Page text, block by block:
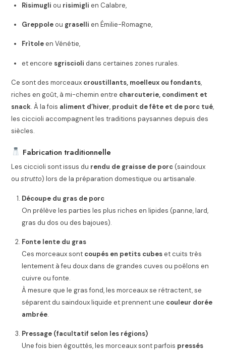
Risimugli ou risimigli en Calabre,
Greppoleou graselli en Émilie-Romagne,
Frìtoleen Vénétie,
et encore sgriscioli dans certaines zones rurales.
Ce sont des morceaux croustillants, moelleux ou fondants,
riches en goût, à mi-chemin entre charcuterie, condiment et
snack. À la fois aliment d’hiver, produit de fête et de porc tué,
les ciccioli accompagnent les traditions paysannes depuis des
siècles.
Fabrication traditionnelle
Les ciccioli sont issus du rendu de graisse de porc(saindoux
oustrutto) lors de la préparation domestique ou artisanale.
Découpe du gras de porc
On prélève les parties les plus riches en lipides (panne, lard,
gras du dos ou des bajoues).
Fonte lente du gras
Ces morceaux sont coupés en petits cubeset cuits très
lentement à feu doux dans de grandes cuves ou poêlons en
cuivre ou fonte.
À mesure que le gras fond, les morceaux se rétractent, se
séparent du saindoux liquide et prennent une couleur dorée
ambrée.
Pressage (facultatif selon les régions)
Une fois bien égouttés, les morceaux sont parfois pressés